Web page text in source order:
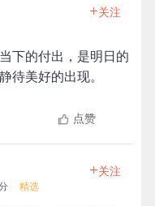
+关注
下的付出，是明日的
待美好的出现。
点赞
精选
+关注